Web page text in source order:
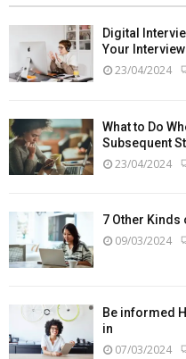
Digital
Your Interview
23/04/2024
What to Do
Subsequent
23/04/2024
7 Other Kinds
09/03/2024
Be informed
in
07/03/2024